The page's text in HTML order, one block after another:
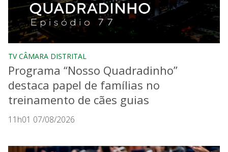
TV CÂMARA DISTRITAL
Programa “Nosso Quadradinho”
destaca papel de famílias no
treinamento de cães guias
11h01 07/08/2026